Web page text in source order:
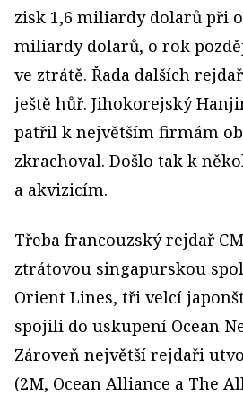
zisk 1,6 mi­liardy dolarů při
miliardy dolarů, o rok
ve ztrátě. Řada dalších
ještě hůř. Jihokorejský
patřil k největším firmám
zkrachoval. Došlo tak k
a akvizicím.
Třeba francouzský rejdař
ztrátovou singapurskou
Orient Lines, tři velcí
spojili do uskupení Ocean
Zároveň největší rejdaři
(2M, Ocean Alliance a The